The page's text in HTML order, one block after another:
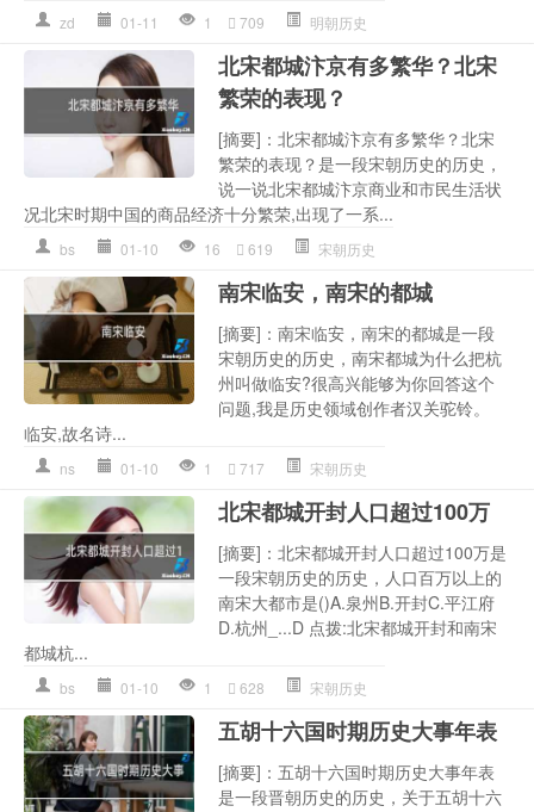
zd 01-11 1 709 明朝历史
北宋都城汴京有多繁华？北宋
繁荣的表现？
[摘要]：北宋都城汴京有多繁华？北宋
繁荣的表现？是一段宋朝历史的历史，
说一说北宋都城汴京商业和市民生活状
况北宋时期中国的商品经济十分繁荣,出现了一系...
bs 01-10 16 619 宋朝历史
南宋临安，南宋的都城
[摘要]：南宋临安，南宋的都城是一段
宋朝历史的历史，南宋都城为什么把杭
州叫做临安?很高兴能够为你回答这个
问题,我是历史领域创作者汉关驼铃。
临安,故名诗...
ns 01-10 1 717 宋朝历史
北宋都城开封人口超过100万
[摘要]：北宋都城开封人口超过100万是
一段宋朝历史的历史，人口百万以上的
南宋大都市是()A.泉州B.开封C.平江府
D.杭州_...D 点拨:北宋都城开封和南宋
都城杭...
bs 01-10 1 628 宋朝历史
五胡十六国时期历史大事年表
[摘要]：五胡十六国时期历史大事年表
是一段晋朝历史的历史，关于五胡十六